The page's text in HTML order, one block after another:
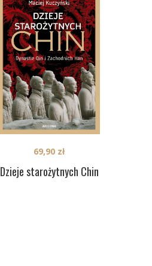
Dzieje starożytnych Chin
69,90 zł